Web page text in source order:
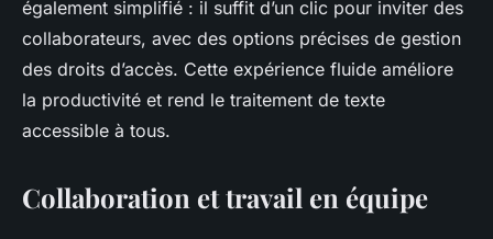
également simplifié : il suffit d’un clic pour inviter des
collaborateurs, avec des options précises de gestion
des droits d’accès. Cette expérience fluide améliore
la productivité et rend le traitement de texte
accessible à tous.
Collaboration et travail en équipe